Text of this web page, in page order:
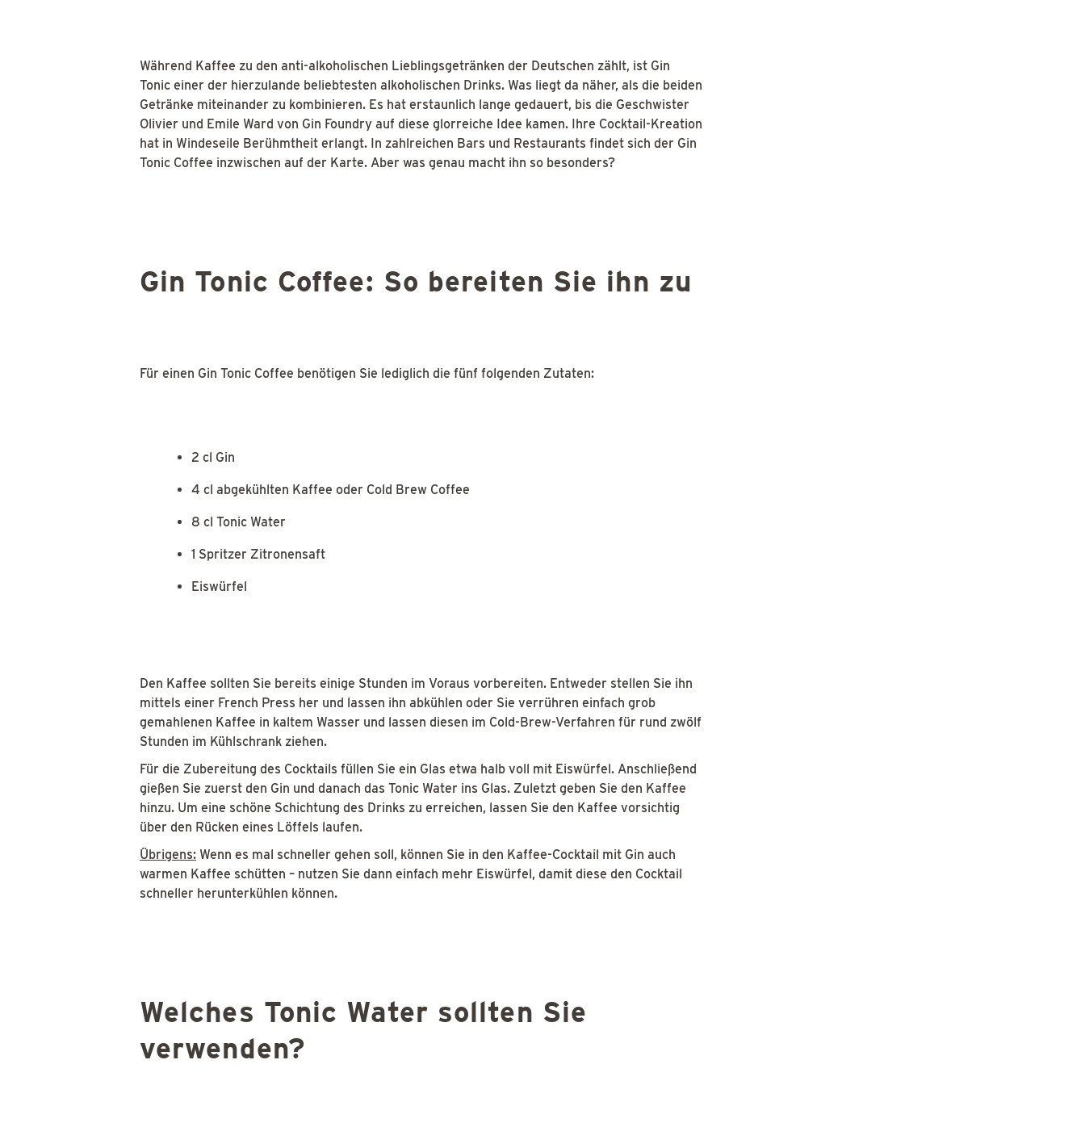
Während Kaffee zu den anti-alkoholischen Lieblingsgetränken der Deutschen zählt, ist Gin
Tonic einer der hierzulande beliebtesten alkoholischen Drinks. Was liegt da näher, als die beiden
Getränke miteinander zu kombinieren. Es hat erstaunlich lange gedauert, bis die Geschwister
Olivier und Emile Ward von Gin Foundry auf diese glorreiche Idee kamen. Ihre Cocktail-Kreation
hat in Windeseile Berühmtheit erlangt. In zahlreichen Bars und Restaurants findet sich der Gin
Tonic Coffee inzwischen auf der Karte. Aber was genau macht ihn so besonders?
Gin Tonic Coffee: So bereiten Sie ihn zu
Für einen Gin Tonic Coffee benötigen Sie lediglich die fünf folgenden Zutaten:
2 cl Gin
4 cl abgekühlten Kaffee oder Cold Brew Coffee
8 cl Tonic Water
1 Spritzer Zitronensaft
Eiswürfel
Den Kaffee sollten Sie bereits einige Stunden im Voraus vorbereiten. Entweder stellen Sie ihn
mittels einer French Press her und lassen ihn abkühlen oder Sie verrühren einfach grob
gemahlenen Kaffee in kaltem Wasser und lassen diesen im Cold-Brew-Verfahren für rund zwölf
Stunden im Kühlschrank ziehen.
Für die Zubereitung des Cocktails füllen Sie ein Glas etwa halb voll mit Eiswürfel. Anschließend
gießen Sie zuerst den Gin und danach das Tonic Water ins Glas. Zuletzt geben Sie den Kaffee
hinzu. Um eine schöne Schichtung des Drinks zu erreichen, lassen Sie den Kaffee vorsichtig
über den Rücken eines Löffels laufen.
Übrigens:Wenn es mal schneller gehen soll, können Sie in den Kaffee-Cocktail mit Gin auch
warmen Kaffee schütten – nutzen Sie dann einfach mehr Eiswürfel, damit diese den Cocktail
schneller herunterkühlen können.
Welches Tonic Water sollten Sie
verwenden?